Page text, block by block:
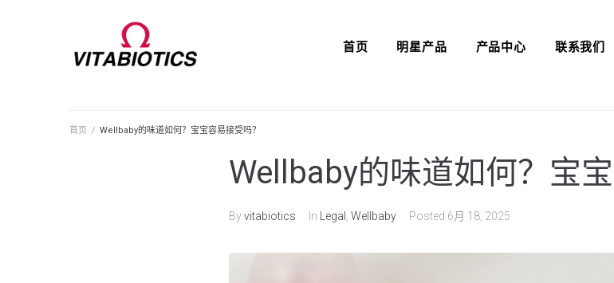
首页 明星产品 产品中心 联系我们
首页 / Wellbaby的味道如何？宝宝容易接受吗？
Wellbaby的味道如何？宝
Byvitabiotics In Legal , Wellbaby Posted 6月 18, 2025